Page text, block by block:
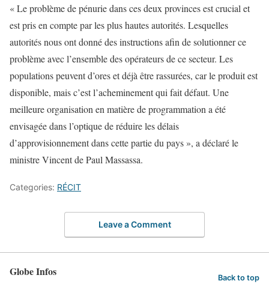
« Le problème de pénurie dans ces deux provinces est crucial et
est pris en compte par les plus hautes autorités. Lesquelles
autorités nous ont donné des instructions afin de solutionner ce
problème avec l’ensemble des opérateurs de ce secteur. Les
populations peuvent d’ores et déjà être rassurées, car le produit est
disponible, mais c’est l’acheminement qui fait défaut. Une
meilleure organisation en matière de programmation a été
envisagée dans l’optique de réduire les délais
d’approvisionnement dans cette partie du pays », a déclaré le
ministre Vincent de Paul Massassa.
Categories: RÉCIT
Leave a Comment
Globe Infos Back to top